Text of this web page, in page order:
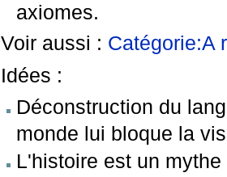
axiomes.
Voir aussi : Catégorie:A
Idées :
Déconstruction du
monde lui bloque la
L'histoire est un mythe